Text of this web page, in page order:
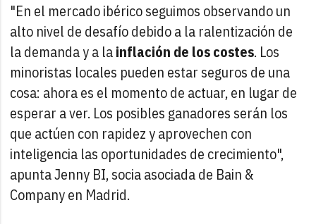
"En el mercado ibérico seguimos observando un
alto nivel de desafío debido a la ralentización de
la demanda y a lainflación de los costes. Los
minoristas locales pueden estar seguros de una
cosa: ahora es el momento de actuar, en lugar de
esperar a ver. Los posibles ganadores serán los
que actúen con rapidez y aprovechen con
inteligencia las oportunidades de crecimiento",
apunta Jenny BI, socia asociada de Bain &
Company en Madrid.